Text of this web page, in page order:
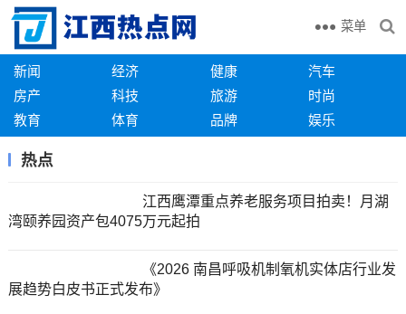
菜单
新闻 经济 健康
汽车
房产
科技 旅游
时尚
教育
体育 品牌 娱乐
热点
江西鹰潭重点养老服务项目拍卖！月湖
湾颐养园资产包4075万元起拍
《2026 南昌呼吸机制氧机实体店行业发
展趋势白皮书正式发布》